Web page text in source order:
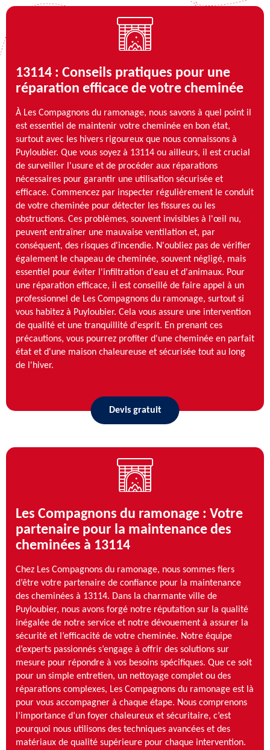
13114 : Conseils pratiques pour une
réparation efficace de votre cheminée
À Les Compagnons du ramonage, nous savons à quel point il
est essentiel de maintenir votre cheminée en bon état,
surtout avec les hivers rigoureux que nous connaissons à
Puyloubier. Que vous soyez à 13114 ou ailleurs, il est crucial
de surveiller l'usure et de procéder aux réparations
nécessaires pour garantir une utilisation sécurisée et
efficace. Commencez par inspecter régulièrement le conduit
de votre cheminée pour détecter les fissures ou les
obstructions. Ces problèmes, souvent invisibles à l'œil nu,
peuvent entraîner une mauvaise ventilation et, par
conséquent, des risques d'incendie. N'oubliez pas de vérifier
également le chapeau de cheminée, souvent négligé, mais
essentiel pour éviter l'infiltration d'eau et d'animaux. Pour
une réparation efficace, il est conseillé de faire appel à un
professionnel de Les Compagnons du ramonage, surtout si
vous habitez à Puyloubier. Cela vous assure une intervention
de qualité et une tranquillité d'esprit. En prenant ces
précautions, vous pourrez profiter d'une cheminée en parfait
état et d'une maison chaleureuse et sécurisée tout au long
de l'hiver.
Devis gratuit
Les Compagnons du ramonage : Votre
partenaire pour la maintenance des
cheminées à 13114
Chez Les Compagnons du ramonage, nous sommes fiers
d’être votre partenaire de confiance pour la maintenance
des cheminées à 13114. Dans la charmante ville de
Puyloubier, nous avons forgé notre réputation sur la qualité
inégalée de notre service et notre dévouement à assurer la
sécurité et l’efficacité de votre cheminée. Notre équipe
d’experts passionnés s’engage à offrir des solutions sur
mesure pour répondre à vos besoins spécifiques. Que ce soit
pour un simple entretien, un nettoyage complet ou des
réparations complexes, Les Compagnons du ramonage est là
pour vous accompagner à chaque étape. Nous comprenons
l’importance d’un foyer chaleureux et sécuritaire, c’est
pourquoi nous utilisons des techniques avancées et des
matériaux de qualité supérieure pour chaque intervention.